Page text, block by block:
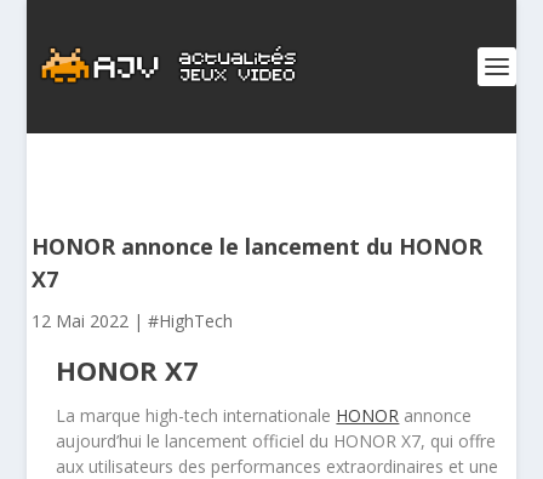
HONOR annonce le lancement du HONOR
X7
12 Mai 2022 |#HighTech
HONOR X7
La marque high-tech internationale HONOR annonce
aujourd’hui le lancement officiel du HONOR X7, qui offre
aux utilisateurs des performances extraordinaires et une